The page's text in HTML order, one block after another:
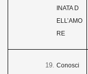
INATA D
ELL’AMO
RE
Conosci